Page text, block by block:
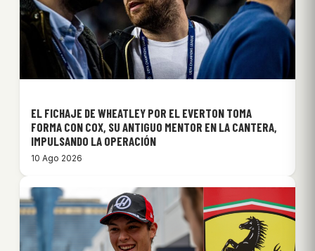
EL FICHAJE DE WHEATLEY POR EL EVERTON TOMA
FORMA CON COX, SU ANTIGUO MENTOR EN LA CANTERA,
IMPULSANDO LA OPERACIÓN
10 Ago 2026